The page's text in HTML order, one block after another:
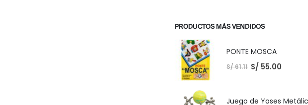
PRODUCTOS MÁS VENDIDOS
PONTE MOSCA
S/61.11 S/ 55.00